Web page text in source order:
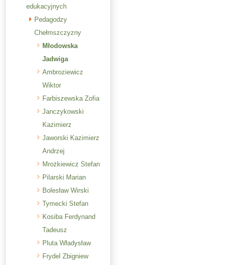
edukacyjnych
Pedagodzy
Chełmszczyzny
Młodowska
Jadwiga
Ambroziewicz
Wiktor
Farbiszewska Zofia
Janczykowski
Kazimierz
Jaworski Kazimierz
Andrzej
Mrożkiewicz Stefan
Pilarski Marian
Bolesław Wirski
Tymecki Stefan
Kosiba Ferdynand
Tadeusz
Pluta Władysław
Frydel Zbigniew